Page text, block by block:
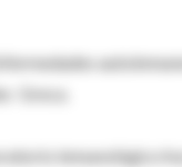
Greca.
inmunológico